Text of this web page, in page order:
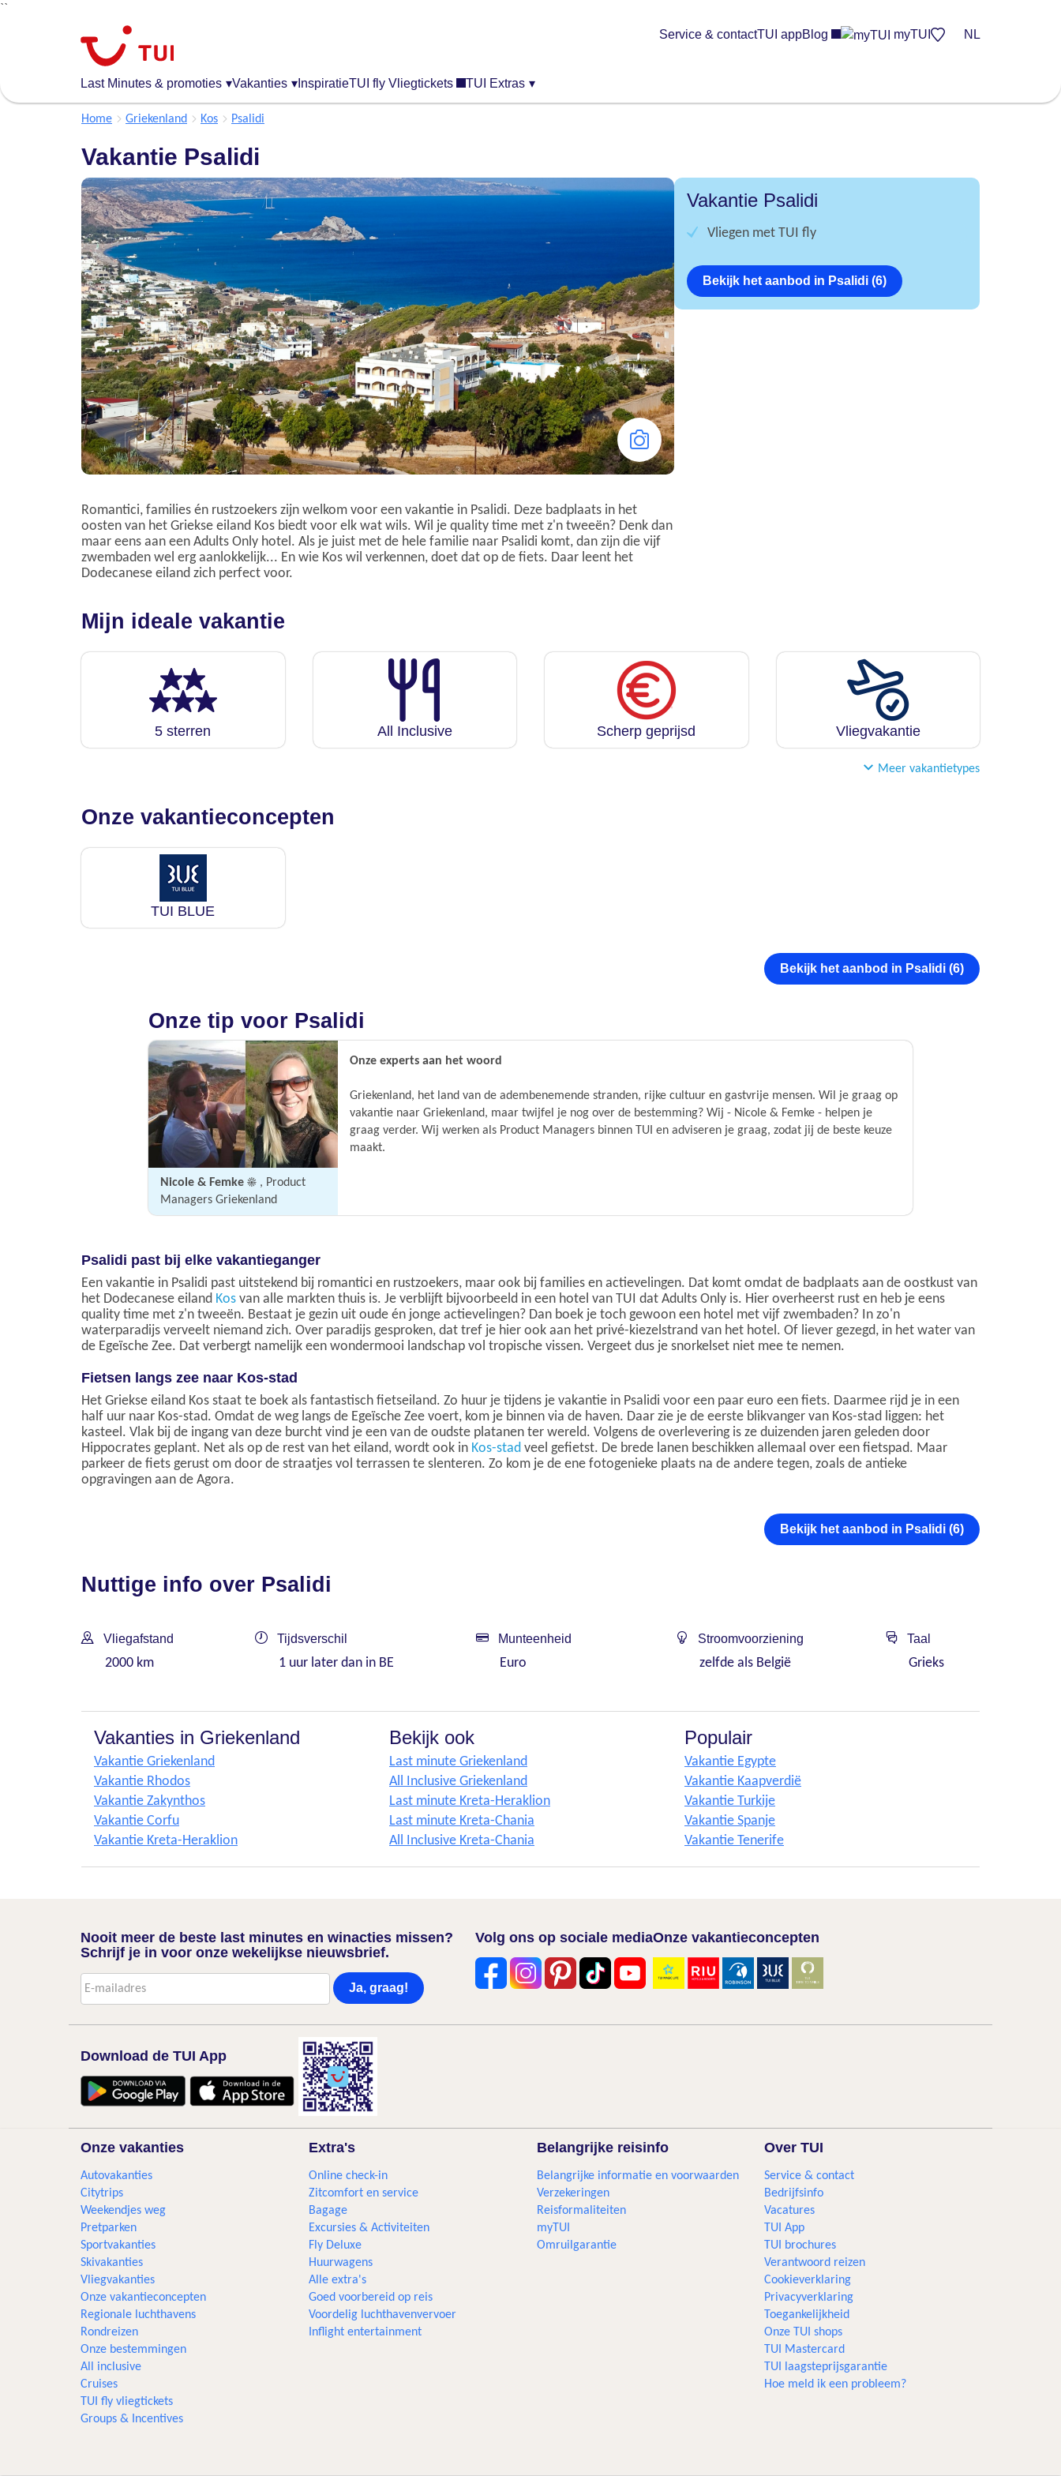
``
algemene
Last Minutes & promoties ▾Vakanties ▾ InspiratieTUI fly Vliegtickets TUI Extras ▾
Service & contactTUI appBlog myTUI NL
Home Griekenland Kos Psalidi
Vakantie Psalidi
Romantici, families én rustzoekers zijn welkom voor een vakantie in Psalidi. Deze badplaats in het
oosten van het Griekse eiland Kos biedt voor elk wat wils. Wil je quality time met z'n tweeën? Denk dan
maar eens aan een Adults Only hotel. Als je juist met de hele familie naar Psalidi komt, dan zijn die vijf
zwembaden wel erg aanlokkelijk... En wie Kos wil verkennen, doet dat op de fiets. Daar leent het
Dodecanese eiland zich perfect voor.
Vakantie Psalidi
Vliegen met TUI fly
Bekijk het aanbod in Psalidi (6)
Mijn ideale vakantie
5 sterren All Inclusive Scherp geprijsd Vliegvakantie
Meer vakantietypes
Onze vakantieconcepten
TUI BLUE
Bekijk het aanbod in Psalidi (6)
Onze tip voor Psalidi
Nicole & Femke ☀️ , Product
Managers Griekenland
Onze experts aan het woord
Griekenland, het land van de adembenemende stranden, rijke cultuur en gastvrije mensen. Wil je graag op
vakantie naar Griekenland, maar twijfel je nog over de bestemming? Wij - Nicole & Femke - helpen je
graag verder. Wij werken als Product Managers binnen TUI en adviseren je graag, zodat jij de beste keuze
maakt.
Psalidi past bij elke vakantieganger
Een vakantie in Psalidi past uitstekend bij romantici en rustzoekers, maar ook bij families en actievelingen. Dat komt omdat de badplaats aan de oostkust van
het Dodecanese eiland Kos van alle markten thuis is. Je verblijft bijvoorbeeld in een hotel van TUI dat Adults Only is. Hier overheerst rust en heb je eens
quality time met z'n tweeën. Bestaat je gezin uit oude én jonge actievelingen? Dan boek je toch gewoon een hotel met vijf zwembaden? In zo'n
waterparadijs verveelt niemand zich. Over paradijs gesproken, dat tref je hier ook aan het privé-kiezelstrand van het hotel. Of liever gezegd, in het water van
de Egeïsche Zee. Dat verbergt namelijk een wondermooi landschap vol tropische vissen. Vergeet dus je snorkelset niet mee te nemen.
Fietsen langs zee naar Kos-stad
Het Griekse eiland Kos staat te boek als fantastisch fietseiland. Zo huur je tijdens je vakantie in Psalidi voor een paar euro een fiets. Daarmee rijd je in een
half uur naar Kos-stad. Omdat de weg langs de Egeïsche Zee voert, kom je binnen via de haven. Daar zie je de eerste blikvanger van Kos-stad liggen: het
kasteel. Vlak bij de ingang van deze burcht vind je een van de oudste platanen ter wereld. Volgens de overlevering is ze duizenden jaren geleden door
Hippocrates geplant. Net als op de rest van het eiland, wordt ook in Kos-stad veel gefietst. De brede lanen beschikken allemaal over een fietspad. Maar
parkeer de fiets gerust om door de straatjes vol terrassen te slenteren. Zo kom je de ene fotogenieke plaats na de andere tegen, zoals de antieke
opgravingen aan de Agora.
Bekijk het aanbod in Psalidi (6)
Nuttige info over Psalidi
Vliegafstand
2000 km
Tijdsverschil
1 uur later dan in BE
Munteenheid
Euro
Stroomvoorziening
zelfde als België
Taal
Grieks
Vakanties in Griekenland
Vakantie Griekenland
Vakantie Rhodos
Vakantie Zakynthos
Vakantie Corfu
Vakantie Kreta-Heraklion
Bekijk ook
Last minute Griekenland
All Inclusive Griekenland
Last minute Kreta-Heraklion
Last minute Kreta-Chania
All Inclusive Kreta-Chania
Populair
Vakantie Egypte
Vakantie Kaapverdië
Vakantie Turkije
Vakantie Spanje
Vakantie Tenerife
Nooit meer de beste last minutes en winacties missen?
Schrijf je in voor onze wekelijkse nieuwsbrief.
Ja, graag!
Volg ons op sociale mediaOnze vakantieconcepten
Download de TUI App
Onze vakanties
Autovakanties
Citytrips
Weekendjes weg
Pretparken
Sportvakanties
Skivakanties
Vliegvakanties
Onze vakantieconcepten
Regionale luchthavens
Rondreizen
Onze bestemmingen
All inclusive
Cruises
TUI fly vliegtickets
Groups & Incentives
Extra's
Online check-in
Zitcomfort en service
Bagage
Excursies & Activiteiten
Fly Deluxe
Huurwagens
Alle extra's
Goed voorbereid op reis
Voordelig luchthavenvervoer
Inflight entertainment
Belangrijke reisinfo
Belangrijke informatie en voorwaarden
Verzekeringen
Reisformaliteiten
myTUI
Omruilgarantie
Over TUI
Service & contact
Bedrijfsinfo
Vacatures
TUI App
TUI brochures
Verantwoord reizen
Cookieverklaring
Privacyverklaring
Toegankelijkheid
Onze TUI shops
TUI Mastercard
TUI laagsteprijsgarantie
Hoe meld ik een probleem?